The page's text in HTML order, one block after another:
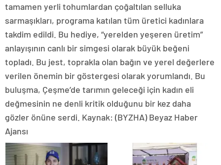
tamamen yerli tohumlardan çoğaltılan selluka
sarmaşıkları, programa katılan tüm üretici kadınlara
takdim edildi. Bu hediye, “yerelden yeşeren üretim”
anlayışının canlı bir simgesi olarak büyük beğeni
topladı. Bu jest, toprakla olan bağın ve yerel değerlere
verilen önemin bir göstergesi olarak yorumlandı. Bu
buluşma, Çeşme’de tarımın geleceği için kadın eli
değmesinin ne denli kritik olduğunu bir kez daha
gözler önüne serdi. Kaynak: (BYZHA) Beyaz Haber
Ajansı